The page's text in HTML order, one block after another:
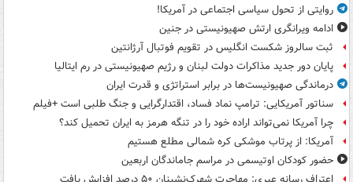
روایتی از تحول سیاسی اجتماعی در آمریکا!
ادامه ویرانگری ارتش صهیونیستی در جنین
ثبت سالروز شکست انگلیس در تقویم فوتبال آرژانتین
پایان دور جدید مذاکرات دولت لبنان و رژیم صهیونیستی در رم ایتالیا
درماندگی صهیونیست‌ها در برابر استراتژی و قدرت ایران
سناتور آمریکایی: ترامپ نماد فساد، اقتدارگرایی و جنگ طلبی است +فیلم
چرا آمریکا نمی‌تواند اراده خود را در تنگه هرمز به ایران تحمیل کند؟
آمریکا: از پرتاب موشکی کره شمالی مطلع هستیم
حضور کودکان اوتیسمی در مراسم جاماندگان اربعین